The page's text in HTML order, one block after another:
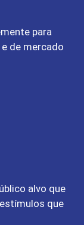
para
de mercado
alvo que
que